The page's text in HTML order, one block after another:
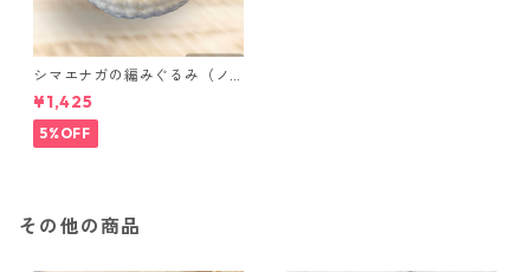
シマエナガの編みぐるみ（ノ
ーマル）
¥1,425
5%OFF
その他の商品